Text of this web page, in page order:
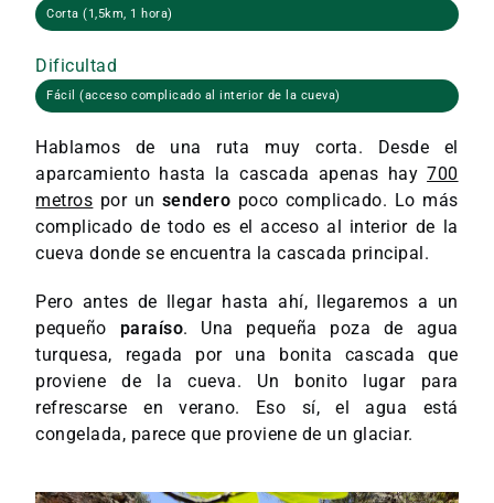
Corta (1,5km, 1 hora)
Dificultad
Fácil (acceso complicado al interior de la cueva)
Hablamos de una ruta muy corta. Desde el
aparcamiento hasta la cascada apenas hay700
metros por un sendero poco complicado. Lo más
complicado de todo es el acceso al interior de la
cueva donde se encuentra la cascada principal.
Pero antes de llegar hasta ahí, llegaremos a un
pequeño paraíso. Una pequeña poza de agua
turquesa, regada por una bonita cascada que
proviene de la cueva. Un bonito lugar para
refrescarse en verano. Eso sí, el agua está
congelada, parece que proviene de un glaciar.